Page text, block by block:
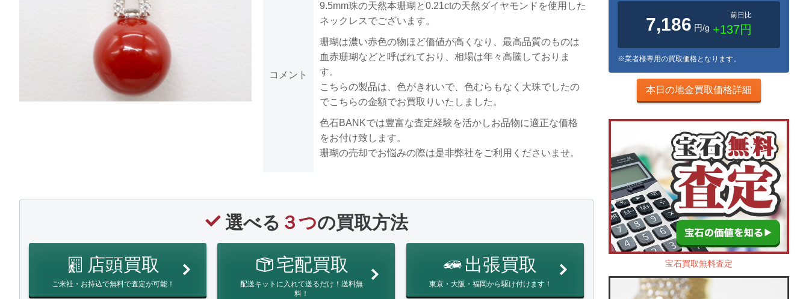
コメント
9.5mm珠の天然本珊瑚と0.21ctの天然ダイヤモンドを使用した
ネックレスでございます。
珊瑚は濃い赤色の物ほど価値が高くなり、最高品質のものは
血赤珊瑚などと呼ばれており、相場は年々高騰しておりま
す。
こちらの製品は、色がきれいで、色むらもなく大珠でしたの
でこちらの金額でお買取りいたしました。
色石BANKでは豊富な査定経験を活かしお品物に適正な価格
をお付け致します。
珊瑚の売却でお悩みの際は是非弊社をご利用くださいませ。
選べる ３つの買取方法
店頭買取
ご来社・お持込で無料で査定が可能！
宅配買取
配送キットに入れて送るだけ！送料無
料！
出張買取
東京・大阪・福岡から駆け付けます！
7,186 円/g
前日比
+137円
※業者様専用の買取価格となります。
本日の地金買取価格詳細
宝石買取無料査定